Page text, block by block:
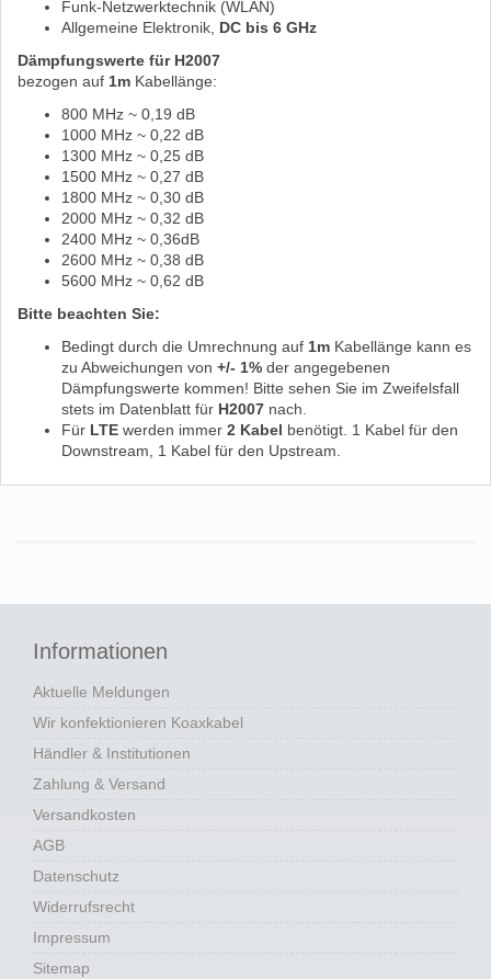
Funk-Netzwerktechnik (WLAN)
Allgemeine Elektronik, DC bis 6 GHz
Dämpfungswerte für H2007
bezogen auf 1m Kabellänge:
800 MHz ~ 0,19 dB
1000 MHz ~ 0,22 dB
1300 MHz ~ 0,25 dB
1500 MHz ~ 0,27 dB
1800 MHz ~ 0,30 dB
2000 MHz ~ 0,32 dB
2400 MHz ~ 0,36dB
2600 MHz ~ 0,38 dB
5600 MHz ~ 0,62 dB
Bitte beachten Sie:
Bedingt durch die Umrechnung auf 1m Kabellänge kann es
zu Abweichungen von +/- 1% der angegebenen
Dämpfungswerte kommen! Bitte sehen Sie im Zweifelsfall
stets im Datenblatt für H2007 nach.
Für LTE werden immer 2 Kabel benötigt. 1 Kabel für den
Downstream, 1 Kabel für den Upstream.
Informationen
Aktuelle Meldungen
Wir konfektionieren Koaxkabel
Händler & Institutionen
Zahlung & Versand
Versandkosten
AGB
Datenschutz
Widerrufsrecht
Impressum
Sitemap